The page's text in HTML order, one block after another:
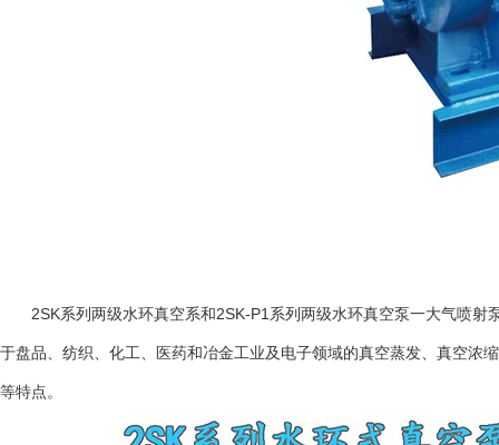
2SK系列两级水环真空系和2SK-P1系列两级水环真空泵一大气喷射
于盘品、纺织、化工、医药和冶金工业及电子领域的真空蒸发、真空浓
等特点。